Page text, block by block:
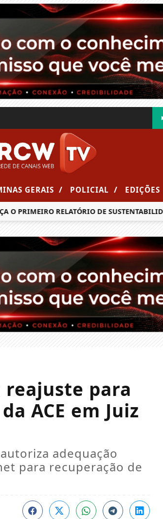
GERAIS / POLICIAL / EDIÇÕES
RELATÓRIO DE SUSTENTABILIDADE
para
ACE em Juiz
adequação
para recuperação de